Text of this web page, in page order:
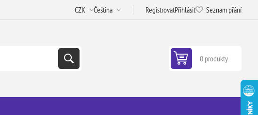
RegistrovatPřihlásit Seznam přání
0 produkty